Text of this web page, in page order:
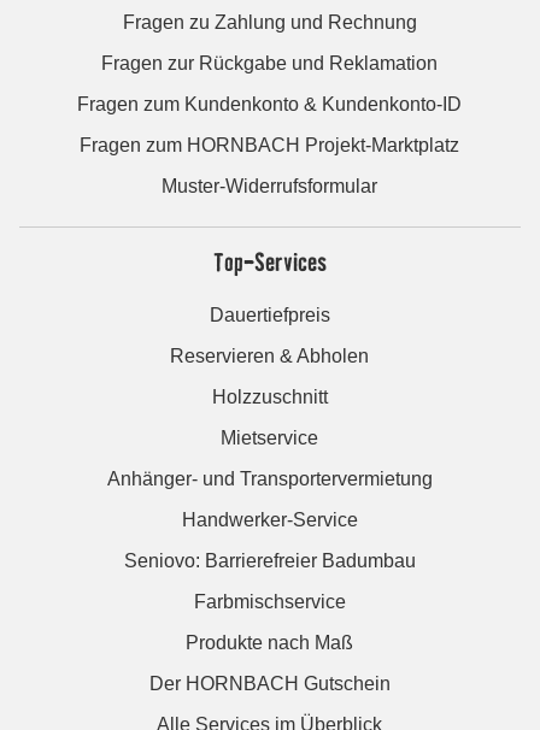
Fragen zu Zahlung und Rechnung
Fragen zur Rückgabe und Reklamation
Fragen zum Kundenkonto & Kundenkonto-ID
Fragen zum HORNBACH Projekt-Marktplatz
Muster-Widerrufsformular
Top-Services
Dauertiefpreis
Reservieren & Abholen
Holzzuschnitt
Mietservice
Anhänger- und Transportervermietung
Handwerker-Service
Seniovo: Barrierefreier Badumbau
Farbmischservice
Produkte nach Maß
Der HORNBACH Gutschein
Alle Services im Überblick